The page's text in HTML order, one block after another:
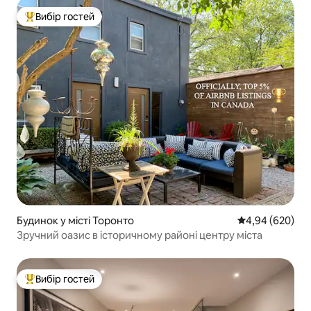
Топ вибір гостей
Вибір гостей
Будинок у місті Торонто Середня
4,94 (620)
Зручний оазис в історичному районі центру міста
Топ вибір гостей
Вибір гостей